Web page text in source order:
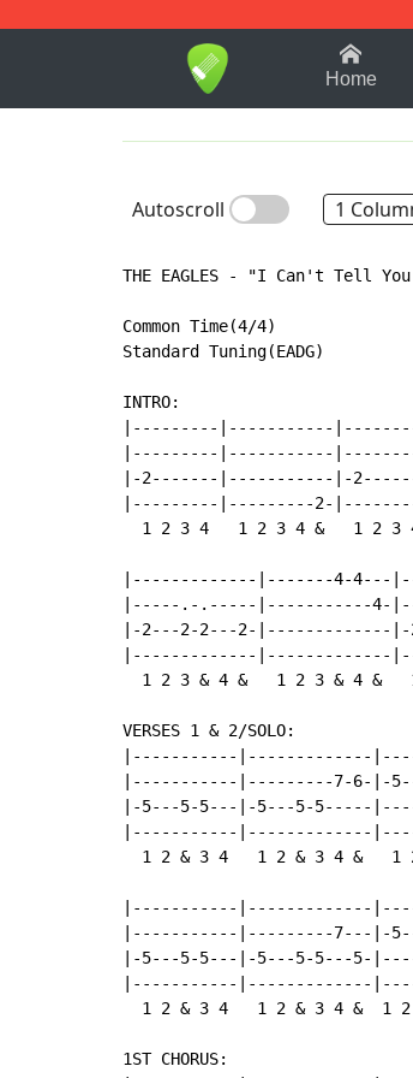
1-9 B
Home
Autoscroll 1
THE EAGLES - "I Can't Tell
Common Time(4/4)
Standard Tuning(EADG)
INTRO:
|---------|-----------
|---------|-----------
|-2-------|-----------|-
|---------|---------2-
1 2 3 4   1 2 3 4 &   1 2 3
|-------------|-------4-4---
|-----.-.-----|-----------4-
|-2---2-2---2-|-------------
|-------------|-------------
1 2 3 & 4 &   1 2 3 & 4 &
VERSES 1 & 2/SOLO:
|-----------|-------------
|-----------|---------7-6-|-
|-5---5-5---|-5---5-5-----
|-----------|-------------
1 2 & 3 4   1 2 & 3 4 &   1
|-----------|-------------
|-----------|---------7---|-
|-5---5-5---|-5---5-5---5-
|-----------|-------------
1 2 & 3 4   1 2 & 3 4 &  1
1ST CHORUS: